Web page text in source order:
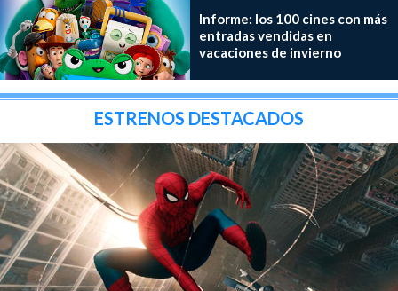
Informe: los 100 cines con más
entradas vendidas en
vacaciones de invierno
ESTRENOS DESTACADOS